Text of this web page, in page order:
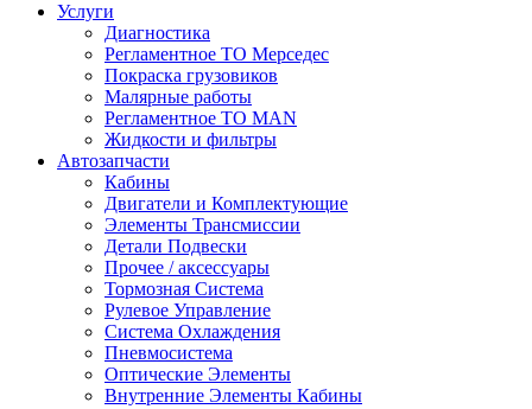
Услуги
Диагностика
Регламентное ТО Мерседес
Покраска грузовиков
Малярные работы
Регламентное ТО MAN
Жидкости и фильтры
Автозапчасти
Кабины
Двигатели и Комплектующие
Элементы Трансмиссии
Детали Подвески
Прочее / аксессуары
Тормозная Система
Рулевое Управление
Система Охлаждения
Пневмосистема
Оптические Элементы
Внутренние Элементы Кабины